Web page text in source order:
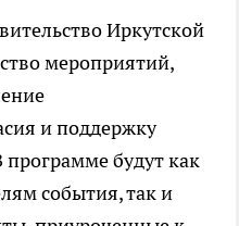
Иркутской
мероприятий,
и поддержку
будут как
события, так и